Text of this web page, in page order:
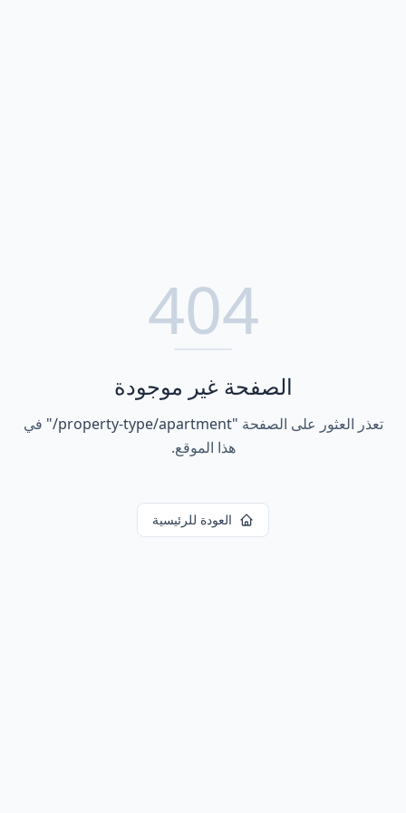
404
الصفحة غير موجودة
تعذر العثور على الصفحة "
property-type/apartment/
" في
هذا الموقع.
العودة للرئيسية